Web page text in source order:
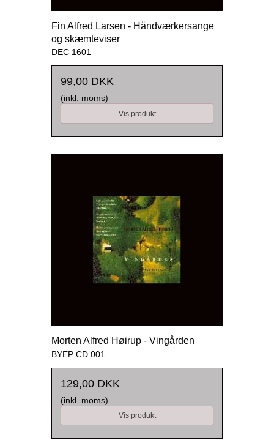
Fin Alfred Larsen - Håndværkersange
og skæmteviser
DEC 1601
99,00 DKK
(inkl. moms)
Vis produkt
Morten Alfred Høirup - Vingården
BYEP CD 001
129,00 DKK
(inkl. moms)
Vis produkt